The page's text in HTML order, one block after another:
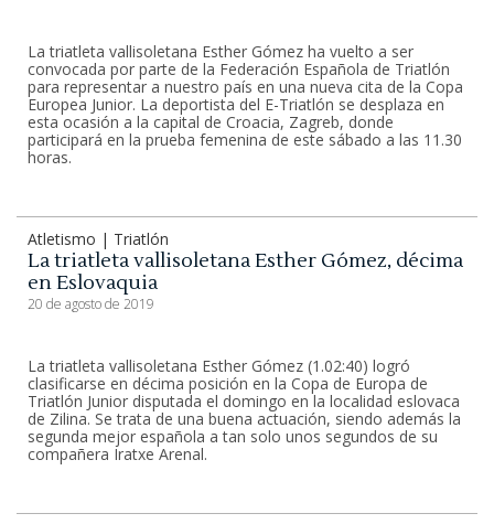
La triatleta vallisoletana Esther Gómez ha vuelto a ser
convocada por parte de la Federación Española de Triatlón
para representar a nuestro país en una nueva cita de la Copa
Europea Junior. La deportista del E-Triatlón se desplaza en
esta ocasión a la capital de Croacia, Zagreb, donde
participará en la prueba femenina de este sábado a las 11.30
horas.
Atletismo | Triatlón
La triatleta vallisoletana Esther Gómez, décima
en Eslovaquia
20 de agosto de 2019
La triatleta vallisoletana Esther Gómez (1.02:40) logró
clasificarse en décima posición en la Copa de Europa de
Triatlón Junior disputada el domingo en la localidad eslovaca
de Zilina. Se trata de una buena actuación, siendo además la
segunda mejor española a tan solo unos segundos de su
compañera Iratxe Arenal.